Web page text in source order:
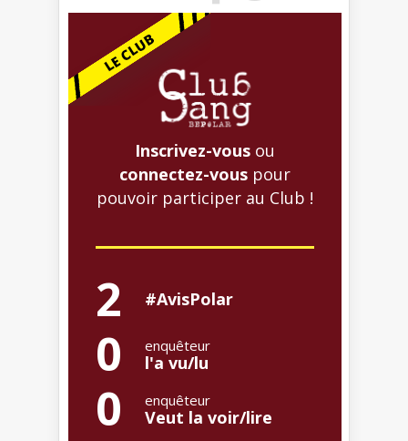
Inscrivez-vous ou
connectez-vous pour
pouvoir participer au Club !
2 #AvisPolar
0 enquêteur
l'a vu/lu
0 enquêteur
Veut la voir/lire